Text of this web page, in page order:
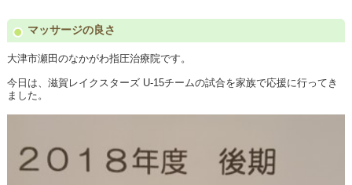
マッサージの良さ
大津市瀬田のなかがわ指圧治療院です。
今日は、滋賀レイクスターズ U-15チームの試合を家族で応援に行ってき
ました。